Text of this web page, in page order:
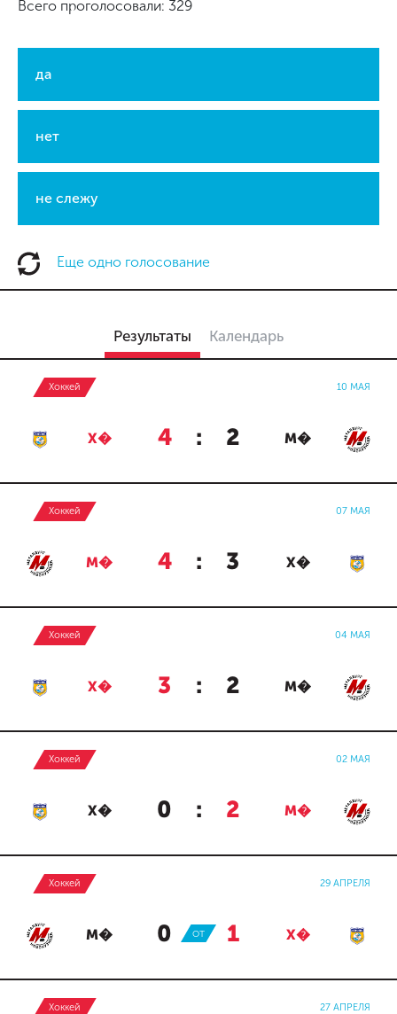
Всего проголосовали: 329
да
нет
не слежу
Еще одно голосование
Результаты Календарь
Хоккей 10 МАЯ
Х� 4 : 2 М�
Хоккей 07 МАЯ
М� 4 : 3 Х�
Хоккей 04 МАЯ
Х� 3 : 2 М�
Хоккей 02 МАЯ
Х� 0 : 2 М�
Хоккей 29 АПРЕЛЯ
М� 0 : 1 Х�
ОТ
Хоккей 27 АПРЕЛЯ